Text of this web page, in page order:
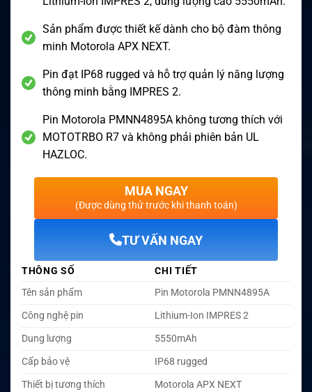
Sản phẩm được thiết kế dành cho bộ đàm thông
minh Motorola APX NEXT.
Pin đạt IP68 rugged và hỗ trợ quản lý năng lượng
thông minh bằng IMPRES 2.
Pin Motorola PMNN4895A không tương thích với
MOTOTRBO R7 và không phải phiên bản UL
HAZLOC.
MUA NGAY
(Được dùng thử trước khi thanh toán)
TƯ VẤN NGAY
THÔNG SỐ
CHI TIẾT
Tên sản phẩm
Pin Motorola PMNN4895A
Công nghệ pin
Lithium-Ion IMPRES 2
Dung lượng
5550mAh
Cấp bảo vệ
IP68 rugged
Thiết bị tương thích
Motorola APX NEXT